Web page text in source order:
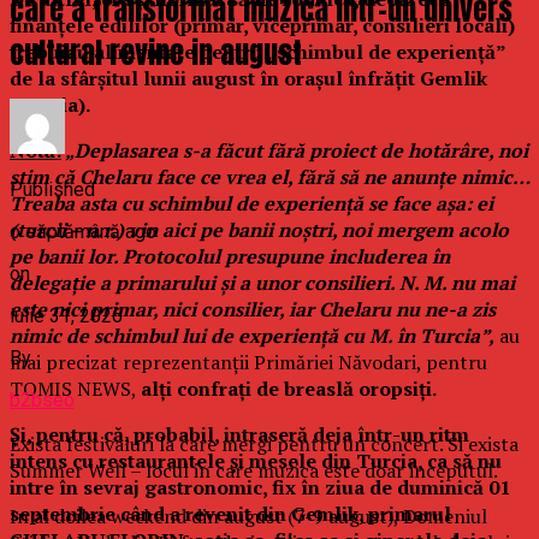
finanțele edililor (primar, viceprimar, consilieri locali)
trebuiau alimentate pentru „schimbul de experiență”
de la sfârșitul lunii august în orașul înfrățit Gemlik
(Turcia).
Notă:„Deplasarea s-a făcut fără proiect de hotărâre, noi
știm că Chelaru face ce vrea el, fără să ne anunțe nimic…
Treaba asta cu schimbul de experiență se face așa: ei
(turcii – n.r.) vin aici pe banii noștri, noi mergem acolo
pe banii lor. Protocolul presupune includerea în
delegație a primarului și a unor consilieri. N. M. nu mai
este nici primar, nici consilier, iar Chelaru nu ne-a zis
nimic de schimbul lui de experiență cu M. în Turcia”, au
mai precizat reprezentanții Primăriei Năvodari, pentru
TOMIS NEWS, alți confrați de breaslă oropsiți.
Și, pentru că, probabil, intraseră deja într-un ritm
intens cu restaurantele și mesele din Turcia, ca să nu
intre în sevraj gastronomic, fix în ziua de duminică 01
septembrie când a revenit dinGemlik,primarul
care a transformat muzica intr-un univers
cultural revine in august
Published
o săptămână ago
on
iulie 31, 2026
By
b2bseo
Exista festivaluri la care mergi pentru un concert. Si exista
Summer Well – locul in care muzica este doar inceputul.
In al doilea weekend din august (7-9 august), Domeniul